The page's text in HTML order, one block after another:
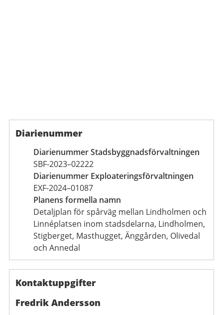
Diarienummer
Diarienummer Stadsbyggnadsförvaltningen
SBF-2023–02222
Diarienummer Exploateringsförvaltningen
EXF-2024–01087
Planens formella namn
Detaljplan för spårväg mellan Lindholmen och
Linnéplatsen inom stadsdelarna, Lindholmen,
Stigberget, Masthugget, Änggården, Olivedal
och Annedal
Kontaktuppgifter
Fredrik Andersson